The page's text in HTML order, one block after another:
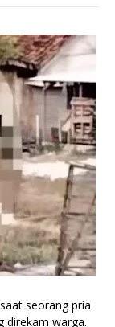
seorang pria
direkam warga.